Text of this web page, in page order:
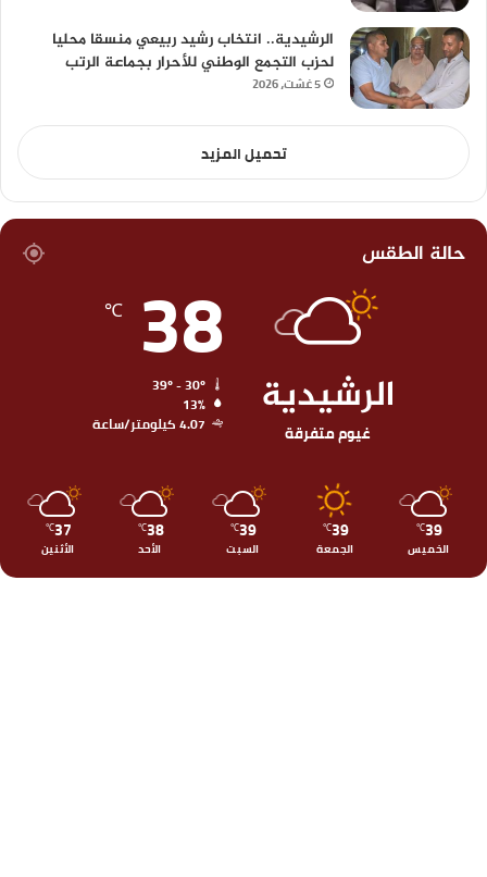
الرشيدية.. انتخاب رشيد ربيعي منسقا محليا
لحزب التجمع الوطني للأحرار بجماعة الرتب
5 غشت، 2026
تحميل المزيد
حالة الطقس
الرشيدية
غيوم متفرقة
38
℃
13%
4.07 كيلومتر/ساعة
39
℃
الخميس
39
℃
الجمعة
39
℃
السبت
38
℃
الأحد
37
℃
الأثنين